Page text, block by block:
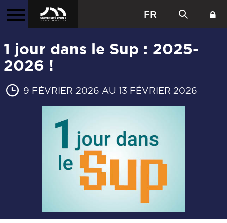
FR
1 jour dans le Sup : 2025-
2026 !
9 FÉVRIER 2026 AU 13 FÉVRIER 2026